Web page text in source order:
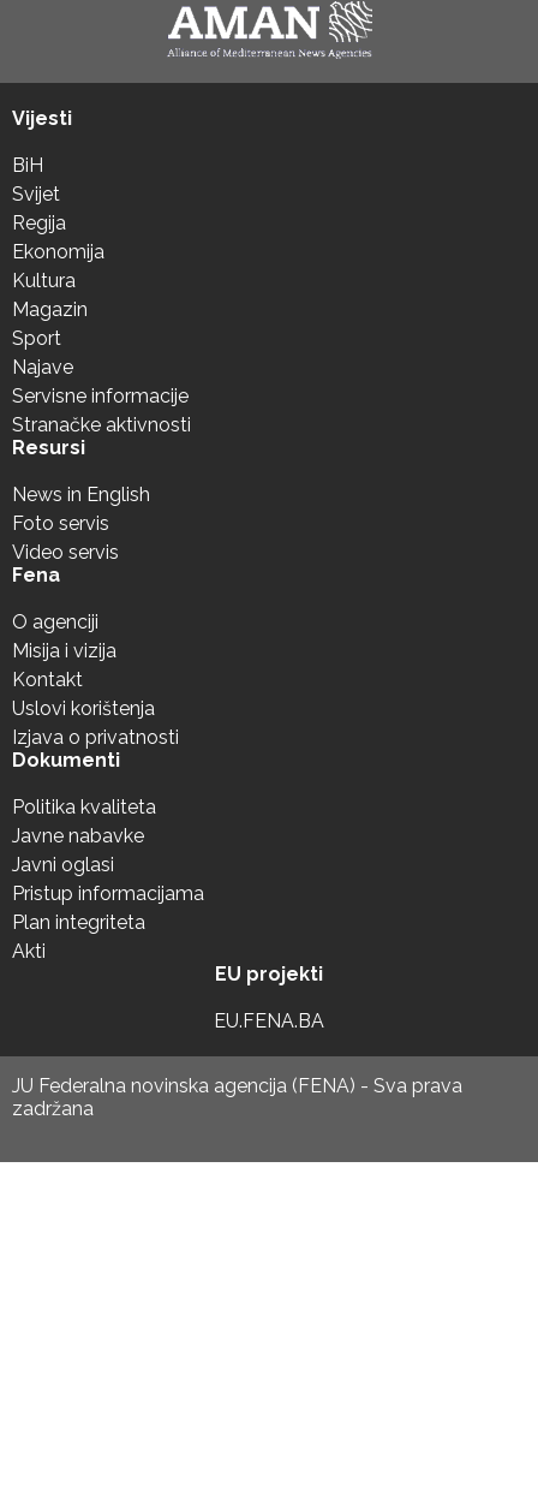
Vijesti
BiH
Svijet
Regija
Ekonomija
Kultura
Magazin
Sport
Najave
Servisne informacije
Stranačke aktivnosti
Resursi
News in English
Foto servis
Video servis
Fena
O agenciji
Misija i vizija
Kontakt
Uslovi korištenja
Izjava o privatnosti
Dokumenti
Politika kvaliteta
Javne nabavke
Javni oglasi
Pristup informacijama
Plan integriteta
Akti
EU projekti
EU.FENA.BA
JU Federalna novinska agencija (FENA) - Sva prava
zadržana